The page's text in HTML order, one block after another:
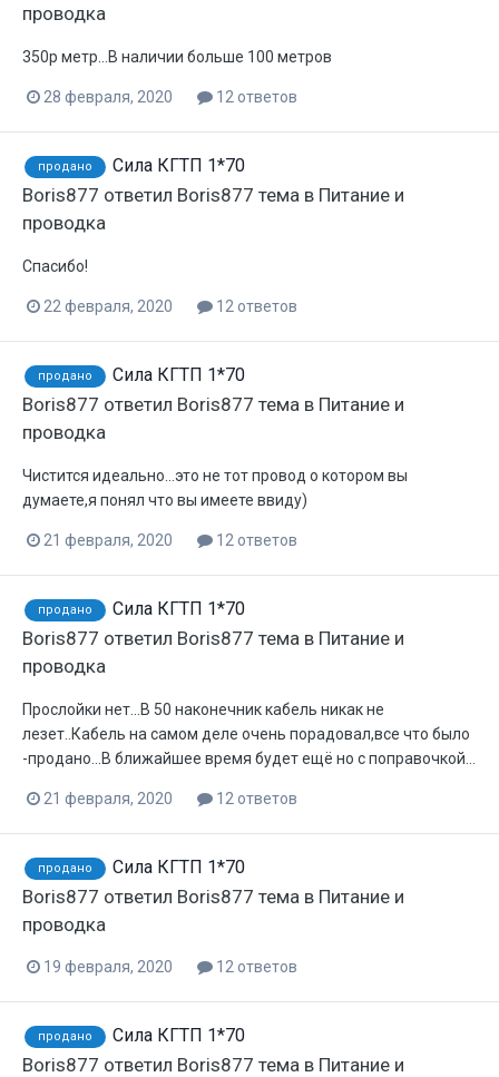
проводка
350р метр...В наличии больше 100 метров
28 февраля, 2020 12 ответов
продано Сила КГТП 1*70
Boris877 ответил Boris877 тема в Питание и
проводка
Спасибо!
22 февраля, 2020 12 ответов
продано Сила КГТП 1*70
Boris877 ответил Boris877 тема в Питание и
проводка
Чистится идеально...это не тот провод о котором вы
думаете,я понял что вы имеете ввиду)
21 февраля, 2020 12 ответов
продано Сила КГТП 1*70
Boris877 ответил Boris877 тема в Питание и
проводка
Прослойки нет...В 50 наконечник кабель никак не
лезет..Кабель на самом деле очень порадовал,все что было
-продано...В ближайшее время будет ещё но с поправочкой...
21 февраля, 2020 12 ответов
продано Сила КГТП 1*70
Boris877 ответил Boris877 тема в Питание и
проводка
19 февраля, 2020 12 ответов
продано Сила КГТП 1*70
Boris877 ответил Boris877 тема в Питание и